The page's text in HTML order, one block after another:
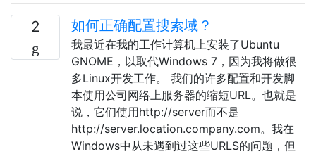
2 如何正确配置搜索域？
我最近在我的工作计算机上安装了Ubuntu
GNOME，以取代Windows 7，因为我将做很
多Linux开发工作。 我们的许多配置和开发脚
本使用公司网络上服务器的缩短URL。也就是
说，它们使用http://server而不是
http://server.location.company.com。我在
Windows中从未遇到过这些URLS的问题，但